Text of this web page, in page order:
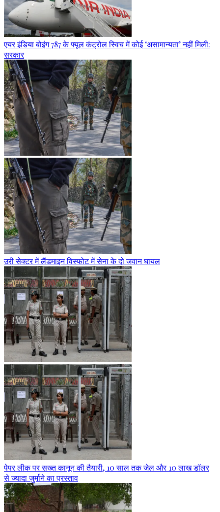
एयर इंडिया बोइंग 787 के फ्यूल कंट्रोल स्विच में कोई ‘असामान्यता’ नहीं मिली:
सरकार
उरी सेक्टर में लैंडमाइन विस्फोट में सेना के दो जवान घायल
पेपर लीक पर सख्त कानून की तैयारी, 10 साल तक जेल और 10 लाख डॉलर
से ज्यादा जुर्माने का प्रस्ताव